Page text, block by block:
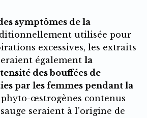
symptômes de la
utilisée pour
excessives, les extraits
également la
des bouffées de
par les femmes pendant la
phyto-œstrogènes contenus
seraient à l’origine de